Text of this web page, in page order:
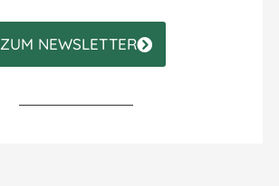
ZUM NEWSLETTER